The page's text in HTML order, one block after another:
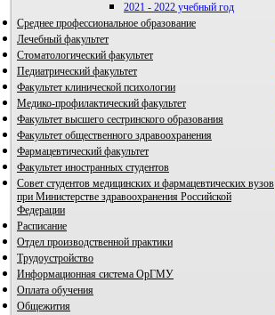
2021 - 2022 учебный год
Среднее профессиональное образование
Лечебный факультет
Стоматологический факультет
Педиатрический факультет
Факультет клинической психологии
Медико-профилактический факультет
Факультет высшего сестринского образования
Факультет общественного здравоохранения
Фармацевтический факультет
Факультет иностранных студентов
Совет студентов медицинских и фармацевтических вузов
при Министерстве здравоохранения Российской
Федерации
Расписание
Отдел производственной практики
Трудоустройство
Информационная система ОрГМУ
Оплата обучения
Общежития